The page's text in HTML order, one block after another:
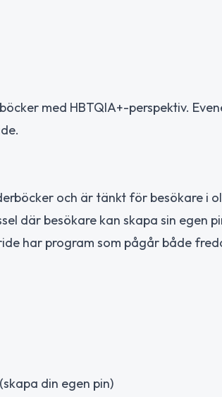
med HBTQIA+-perspektiv.
och är tänkt för besökare i
där besökare kan skapa sin egen
har program som pågår både
din egen pin)